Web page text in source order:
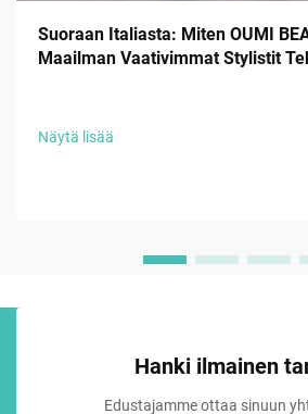
Suoraan Italiasta: Miten OUMI
Maailman Vaativimmat Stylistit
Näytä lisää
Hanki ilmainen
Edustajamme ottaa sinuun